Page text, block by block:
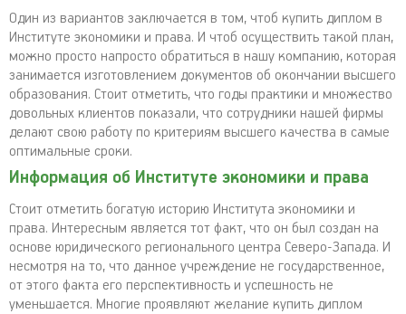
Один из вариантов заключается в том, чтоб купить диплом в
Институте экономики и права. И чтоб осуществить такой план,
можно просто напросто обратиться в нашу компанию, которая
занимается изготовлением документов об окончании высшего
образования. Стоит отметить, что годы практики и множество
довольных клиентов показали, что сотрудники нашей фирмы
делают свою работу по критериям высшего качества в самые
оптимальные сроки.
Информация об Институте экономики и права
Стоит отметить богатую историю Института экономики и
права. Интересным является тот факт, что он был создан на
основе юридического регионального центра Северо-Запада. И
несмотря на то, что данное учреждение не государственное,
от этого факта его перспективность и успешность не
уменьшается. Многие проявляют желание купить диплом